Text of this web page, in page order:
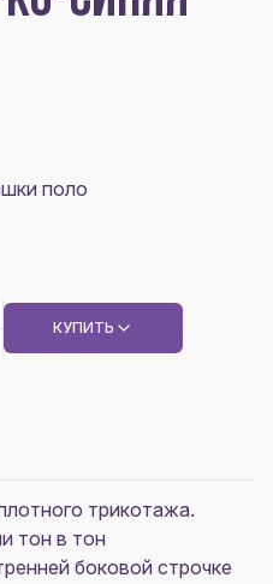
поло
КУПИТЬ
трикотажа.
тон в тон
боковой строчке